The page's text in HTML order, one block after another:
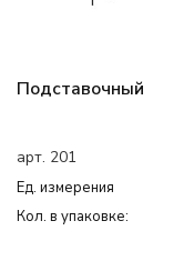
Подставочный
арт. 201
Ед. измерения
Кол. в упаковке: